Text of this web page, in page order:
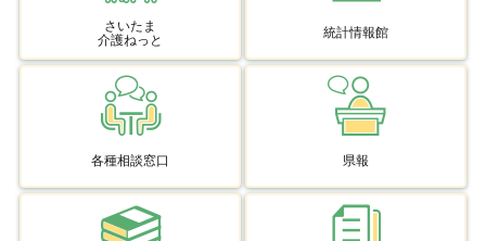
さいたま
介護ねっと
統計情報館
各種相談窓口 県報